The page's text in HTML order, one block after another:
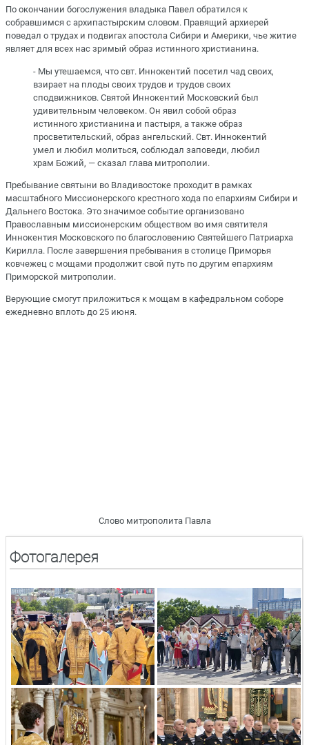
По окончании богослужения владыка Павел обратился к
собравшимся с архипастырским словом. Правящий архиерей
поведал о трудах и подвигах апостола Сибири и Америки, чье житие
являет для всех нас зримый образ истинного христианина.
- Мы утешаемся, что свт. Иннокентий посетил чад своих,
взирает на плоды своих трудов и трудов своих
сподвижников. Святой Иннокентий Московский был
удивительным человеком. Он явил собой образ
истинного христианина и пастыря, а также образ
просветительский, образ ангельский. Свт. Иннокентий
умел и любил молиться, соблюдал заповеди, любил
храм Божий, — сказал глава митрополии.
Пребывание святыни во Владивостоке проходит в рамках
масштабного Миссионерского крестного хода по епархиям Сибири и
Дальнего Востока. Это значимое событие организовано
Православным миссионерским обществом во имя святителя
Иннокентия Московского по благословению Святейшего Патриарха
Кирилла. После завершения пребывания в столице Приморья
ковчежец с мощами продолжит свой путь по другим епархиям
Приморской митрополии.
Верующие смогут приложиться к мощам в кафедральном соборе
ежедневно вплоть до 25 июня.
Слово митрополита Павла
Фотогалерея